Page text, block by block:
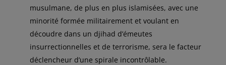
musulmane, de plus en plus islamisées, avec une
minorité formée militairement et voulant en
découdre dans un djihad d’émeutes
insurrectionnelles et de terrorisme, sera le facteur
déclencheur d’une spirale incontrôlable.